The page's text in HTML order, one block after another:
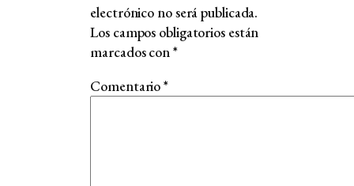
electrónico no será publicada.
Los campos obligatorios están
marcados con*
Comentario*